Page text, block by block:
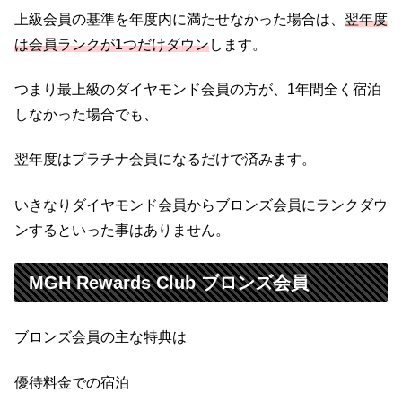
上級会員の基準を年度内に満たせなかった場合は、 翌年度
は会員ランクが1つだけダウンします。
つまり最上級のダイヤモンド会員の方が、1年間全く宿泊
しなかった場合でも、
翌年度はプラチナ会員になるだけで済みます。
いきなりダイヤモンド会員からブロンズ会員にランクダウ
ンするといった事はありません。
MGH Rewards Club ブロンズ会員
ブロンズ会員の主な特典は
優待料金での宿泊